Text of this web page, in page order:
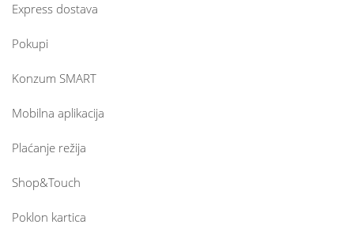
Express dostava
Pokupi
Konzum SMART
Mobilna aplikacija
Plaćanje režija
Shop&Touch
Poklon kartica